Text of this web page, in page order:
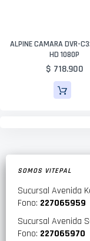
ALPINE CAMARA DVR-
HD 1080P
$ 718.900
SOMOS VITEPAL
Sucursal Avenida
Fono: 227065959
Sucursal Avenida
Fono: 227065970